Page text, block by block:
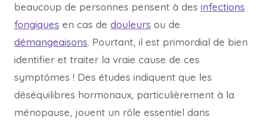
beaucoup de personnes pensent à des infections
fongiques en cas de douleurs ou de
démangeaisons. Pourtant, il est primordial de bien
identifier et traiter la vraie cause de ces
symptômes ! Des études indiquent que les
déséquilibres hormonaux, particulièrement à la
ménopause, jouent un rôle essentiel dans